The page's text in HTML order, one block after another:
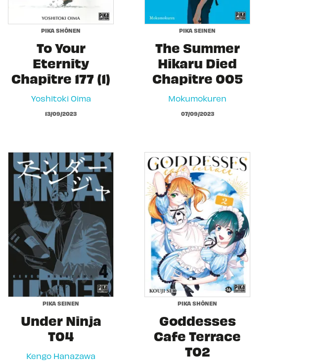
PIKA SHÔNEN
To Your
Eternity
Chapitre 177 (1)
Yoshitoki Oima
13/09/2023
PIKA SEINEN
The Summer
Hikaru Died
Chapitre 005
Mokumokuren
07/09/2023
PIKA SEINEN
Under Ninja
T04
Kengo Hanazawa
PIKA SHÔNEN
Goddesses
Cafe Terrace
T02